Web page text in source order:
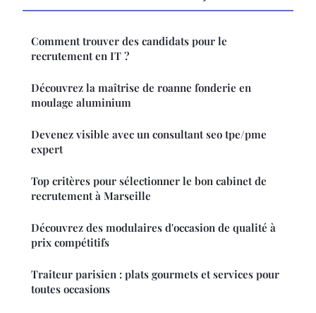
Comment trouver des candidats pour le
recrutement en IT ?
Découvrez la maîtrise de roanne fonderie en
moulage aluminium
Devenez visible avec un consultant seo tpe/pme
expert
Top critères pour sélectionner le bon cabinet de
recrutement à Marseille
Découvrez des modulaires d'occasion de qualité à
prix compétitifs
Traiteur parisien : plats gourmets et services pour
toutes occasions